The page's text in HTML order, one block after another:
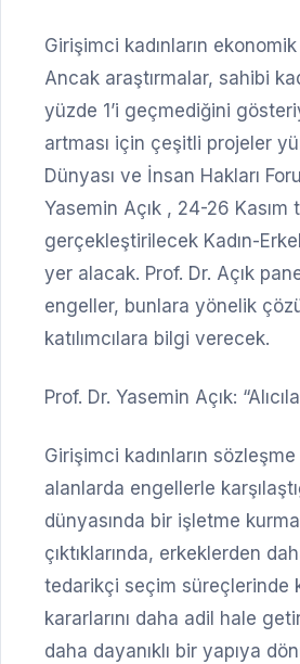
Girişimci kadınların
Ancak araştırmalar, sahibi
yüzde 1’i geçmediğini
artması için çeşitli projeler
Dünyası ve İnsan Hakları
Yasemin Açık , 24-26
gerçekleştirilecek Kadın-
yer alacak. Prof. Dr. Açık
engeller, bunlara yönelik
katılımcılara bilgi verecek.
Prof. Dr. Yasemin Açık:
Girişimci kadınların
alanlarda engellerle
dünyasında bir işletme
çıktıklarında, erkeklerden
tedarikçi seçim süreçlerinde
kararlarını daha adil hale
daha dayanıklı bir yapıya